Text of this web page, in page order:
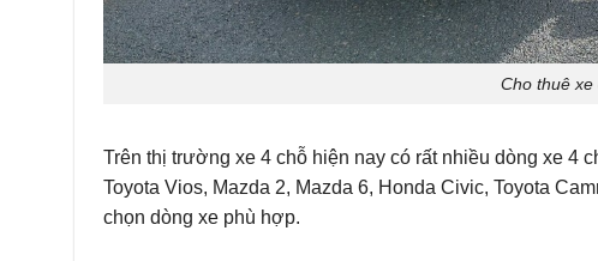
Cho thuê
Trên thị trường xe 4 chỗ hiện nay có rất nhiều dòng xe 4
Toyota Vios, Mazda 2, Mazda 6, Honda Civic, Toyota
chọn dòng xe phù hợp.